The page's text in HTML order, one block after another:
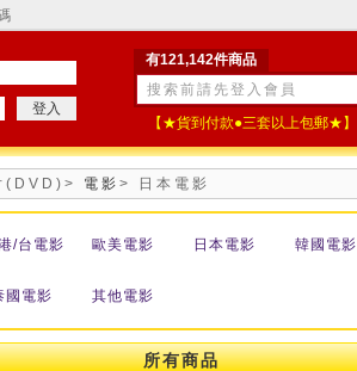
有121,142件商品
【★貨到付款●三套以上包郵★】
(DVD) > 電影 > 日本電影
/台電影 歐美電影 日本電影 韓國電影
國電影 其他電影
所有商品